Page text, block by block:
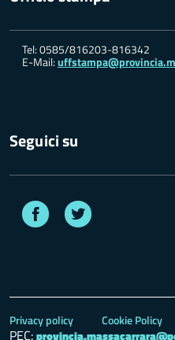
Tel: 0585/816203-816342
E-Mail:
Seguici su
Facebook
Privacy policy Cookie Policy
PEC: